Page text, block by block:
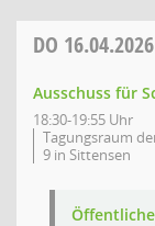
DO 16.04.2026
Ausschuss für
18:30-19:55 Uhr
Tagungsraum
9 in Sittensen